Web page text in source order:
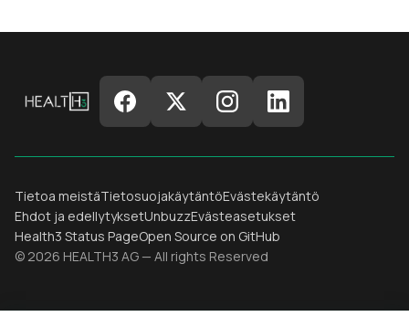
Tietoa meistäTietosuojakäytäntöEvästekäytäntö
Ehdot ja edellytyksetUnbuzzEvästeasetukset
Health3 Status PageOpen Source on GitHub
© 2026 HEALTH3 AG — All rights Reserved